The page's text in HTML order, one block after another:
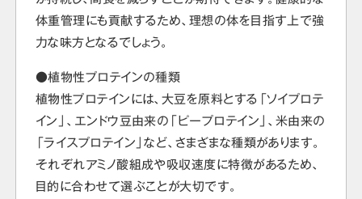
体重管理にも貢献するため、理想の体を目指す上で強
力な味方となるでしょう。
●植物性プロテインの種類
植物性プロテインには、大豆を原料とする「ソイプロテ
イン」、エンドウ豆由来の「ピープロテイン」、米由来の
「ライスプロテイン」など、さまざまな種類があります。
それぞれアミノ酸組成や吸収速度に特徴があるため、
目的に合わせて選ぶことが大切です。